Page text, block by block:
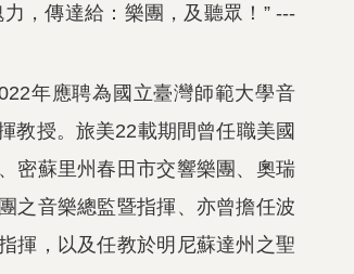
，傳達給：樂團，及聽眾！” ---
年應聘為國立臺灣師範大學音
教授。旅美22載期間曾任職美國
密蘇里州春田市交響樂團、奧瑞
之音樂總監暨指揮、亦曾擔任波
揮，以及任教於明尼蘇達州之聖